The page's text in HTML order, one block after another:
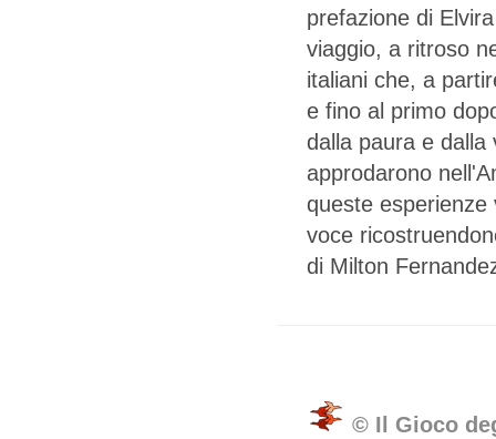
prefazione di
viaggio, a ritroso
italiani che, a
e fino al primo
dalla paura e
approdarono
queste esperienze
voce
di Milton
© Il Gioco